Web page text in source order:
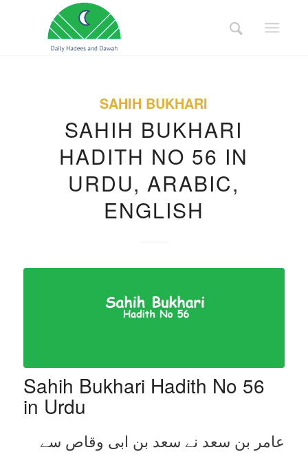
SAHIH BUKHARI
SAHIH BUKHARI
HADITH NO 56 IN
URDU, ARABIC,
ENGLISH
Sahih Bukhari Hadith No 56
in Urdu
عامر بن سعد نے سعد بن ابی وقاص سے